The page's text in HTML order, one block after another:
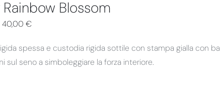
Blossom
40,00€
spessa e custodia rigida sottile con stampa gialla con
sul seno a simboleggiare la forza interiore.